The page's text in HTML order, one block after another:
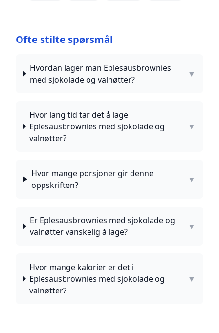
Ofte stilte spørsmål
Hvordan lager man Eplesausbrownies
med sjokolade og valnøtter?
▼
Hvor lang tid tar det å lage
Eplesausbrownies med sjokolade og
valnøtter?
▼
Hvor mange porsjoner gir denne
oppskriften?
▼
Er Eplesausbrownies med sjokolade og
valnøtter vanskelig å lage?
▼
Hvor mange kalorier er det i
Eplesausbrownies med sjokolade og
valnøtter?
▼